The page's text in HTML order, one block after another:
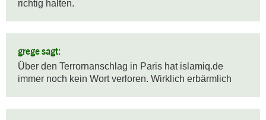
richtig halten.
grege sagt:
Über den Terrornanschlag in Paris hat islamiq.de
immer noch kein Wort verloren. Wirklich erbärmlich